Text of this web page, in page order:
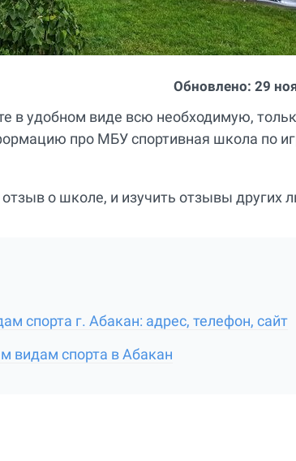
Обновлено: 29
в удобном виде всю необходимую,
про МБУ спортивная школа по
о школе, и изучить отзывы других
спорта г. Абакан: адрес, телефон, сайт
видам спорта в Абакан